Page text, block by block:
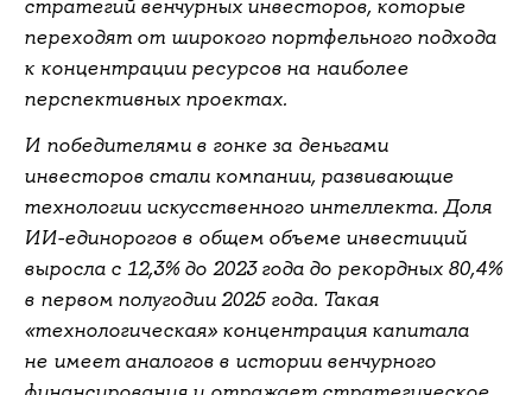
стратегий венчурных инвесторов, которые
переходят от широкого портфельного подхода
к концентрации ресурсов на наиболее
перспективных проектах.
И победителями в гонке за деньгами
инвесторов стали компании, развивающие
технологии искусственного интеллекта. Доля
ИИ-единорогов в общем объеме инвестиций
выросла с 12,3% до 2023 года до рекордных 80,4%
в первом полугодии 2025 года. Такая
«технологическая» концентрация капитала
не имеет аналогов в истории венчурного